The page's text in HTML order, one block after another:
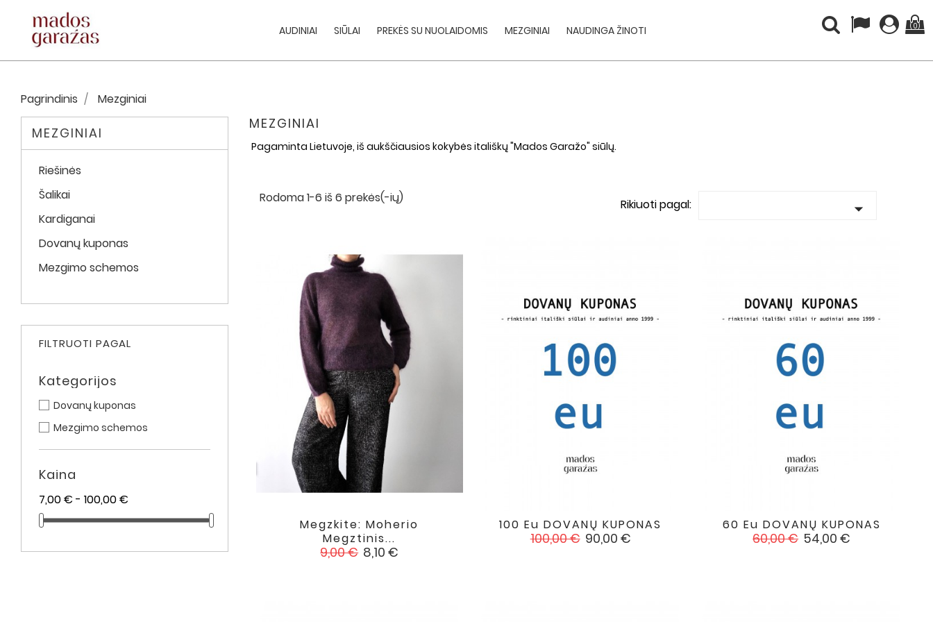
AUDINIAI SIŪLAI PREKĖS SU NUOLAIDOMIS MEZGINIAI NAUDINGA ŽINOTI (0)
Pagrindinis Mezginiai
MEZGINIAI
Riešinės
Šalikai
Kardiganai
Dovanų kuponas
Mezgimo schemos
FILTRUOTI PAGAL
Kategorijos
Dovanų kuponas
Mezgimo schemos
Kaina
7,00 € - 100,00 €
MEZGINIAI
Pagaminta Lietuvoje, iš aukščiausios kokybės itališkų "Mados Garažo" siūlų.
Rodoma 1-6 iš 6 prekės(-ių) Rikiuoti pagal: 
Megzkite: Moherio
Megztinis...
Įprasta
9,00 € Kaina
8,10 €
 100 Eu DOVANŲ KUPONAS
Įprasta
100,00 € Kaina
90,00 €
 favorite
60 Eu DOVANŲ KUPONAS
Įprasta
60,00 € Kaina
54,00 €
 favorite